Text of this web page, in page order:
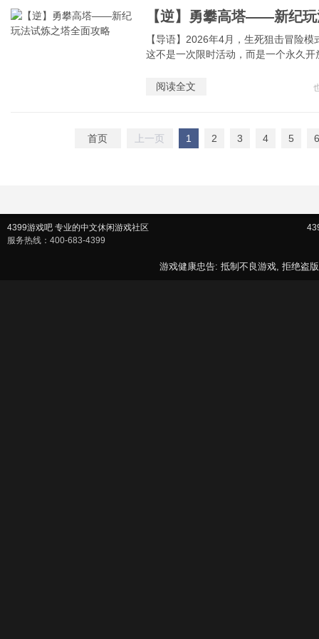
【导语】2026年4月，生死狙击冒险
这不是一次限时活动，而是一个永久开
阅读全文
首页 上一页 1 2 3 4 5 6
4399游戏吧 专业的中文休闲游戏社区
服务热线：400-683-4399
游戏健康忠告: 抵制不良游戏, 拒绝盗